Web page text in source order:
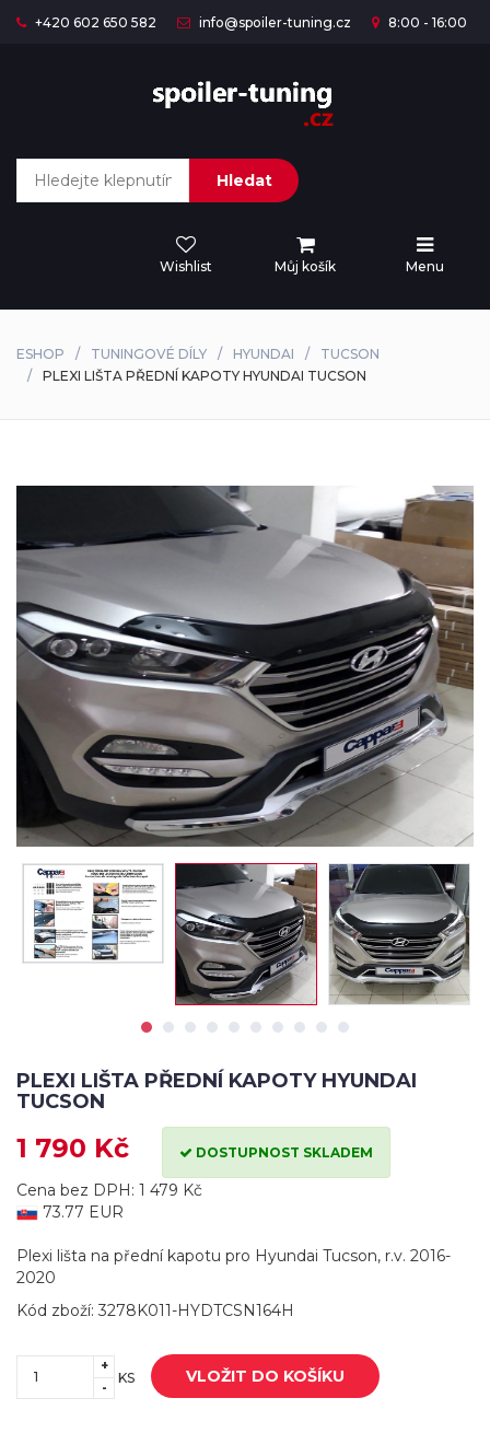
+420 602 650 582 info@spoiler-tuning.cz 8:00 - 16:00
Hledat
Wishlist Můj košík Menu
ESHOP TUNINGOVÉ DÍLY HYUNDAI
TUCSON
PLEXI LIŠTA PŘEDNÍ KAPOTY HYUNDAI TUCSON
PLEXI LIŠTA PŘEDNÍ KAPOTY HYUNDAI
TUCSON
1 790 Kč DOSTUPNOST SKLADEM
Cena bez DPH: 1 479 Kč
73.77 EUR
Plexi lišta na přední kapotu pro Hyundai Tucson, r.v. 2016-
2020
Kód zboží: 3278K011-HYDTCSN164H
+
-
KS VLOŽIT DO KOŠÍKU